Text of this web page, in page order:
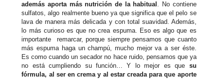
además aporta más nutrición de la habitual . No contiene
sulfatos, algo realmente bueno ya que significa que el pelo se
lava de manera más delicada y con total suavidad. Además,
lo más curioso es que no crea espuma. Eso es algo que es
importante remarcar, porque siempre pensamos que cuanto
más espuma haga un champú, mucho mejor va a ser éste.
Es como cuando un secador no hace ruido, pensamos que ya
no está cumpliendo su función… Y lo mejor es que su
fórmula, al ser en crema y al estar creada para que aporte